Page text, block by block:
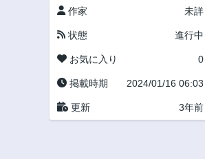
作家 未詳
状態 進行中
お気に入り 0
掲載時期 2024/01/16 06:03
更新 3年前